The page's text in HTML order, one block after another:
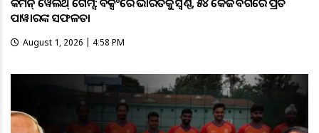
ପାୱାରଙ୍କ ସଫଳତା
August 1, 2026 | 4:58 PM